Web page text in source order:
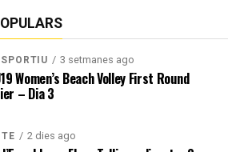
3 setmanes ago
Women’s Beach Volley First Round
– Dia 3
2 dies ago